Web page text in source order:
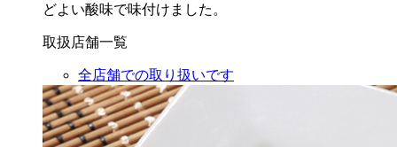
どよい酸味で味付けました。
取扱店舗一覧
全店舗での取り扱いです